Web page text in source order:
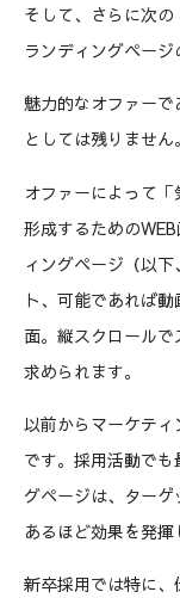
そして、さらに次
ランディングページ
魅力的なオファー
としては残りません。
オファーによって
形成するための
ィングページ（以
ト、可能であれば
面。縦スクロール
求められます。
以前からマーケテ
です。採用活動で
グページは、ター
あるほど効果を発揮
新卒採用では特に